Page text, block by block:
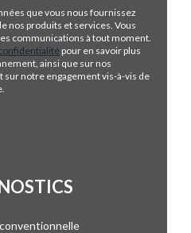
que vous nous fournissez
nos produits et services. Vous
communications à tout moment.
pour en savoir plus
ainsi que sur nos
notre engagement vis-à-vis de